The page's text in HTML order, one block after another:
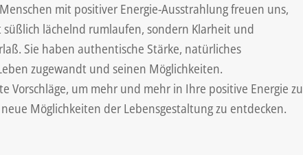
mit positiver Energie-Ausstrahlung freuen uns,
lächelnd rumlaufen, sondern Klarheit und
Sie haben authentische Stärke, natürliches
zugewandt und seinen Möglichkeiten.
Vorschläge, um mehr und mehr in Ihre positive Energie zu
Möglichkeiten der Lebensgestaltung zu entdecken.